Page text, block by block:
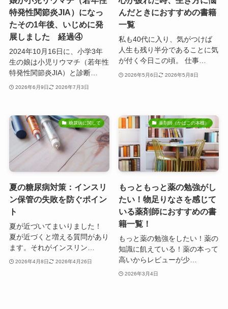
特発性関節炎JIA）になっ
たその1年後、いじめに発
展しました 経過④
2024年10月16日に、小学3年
生の娘は小児リウマチ（若年性
特発性関節炎JIA）と診断…
2026年6月9日 2026年7月3日
んだときにおすすめの書籍
一覧
私も40代に入り、気がつけば
人生も残り半分であることに気
が付く今日この頃。 仕事…
2026年5月6日 2026年5月8日
糖尿病に関して
夏の糖尿病対策：インスリ
ン保管の失敗を防ぐポイン
ト
夏が近づいてまいりました！
夏が近づくと増える質問があり
ます。それがインスリン…
2026年4月8日 2026年4月26日
薬剤師（かばこの本棚）
もっともっと薬の勉強がし
たい！物足りなさを感じて
いる薬剤師におすすめの書
籍一覧！
もっと薬の勉強をしたい！薬の
知識に飢えている！薬の本って
高いからレビューが少…
2026年3月4日